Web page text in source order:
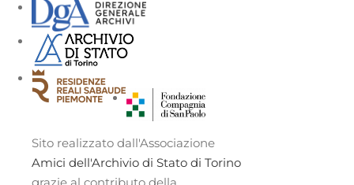
Sito realizzato dall'Associazione
Amici dell'Archivio di Stato di Torino